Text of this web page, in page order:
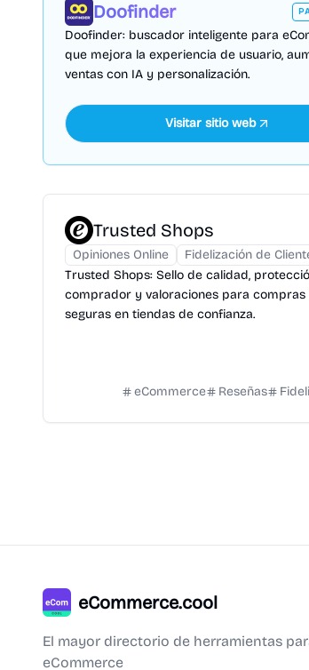
Doofinder
Doofinder: buscador inteligente para
que mejora la experiencia de usuario,
ventas con IA y personalización.
Visitar sitio web
Trusted Shops
Opiniones Online
Fidelización de
Trusted Shops: Sello de calidad,
comprador y valoraciones para compras
seguras en tiendas de confianza.
eCommerce Reseñas
eCommerce.cool
El mayor directorio de herramientas
eCommerce